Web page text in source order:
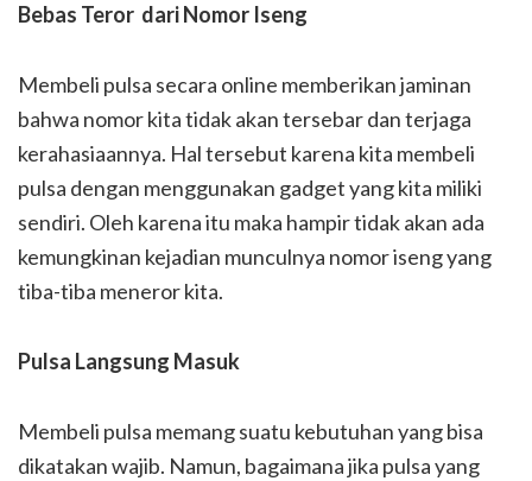
Bebas Teror dari Nomor Iseng
Membeli pulsa secara online memberikan jaminan
bahwa nomor kita tidak akan tersebar dan terjaga
kerahasiaannya. Hal tersebut karena kita membeli
pulsa dengan menggunakan gadget yang kita miliki
sendiri. Oleh karena itu maka hampir tidak akan ada
kemungkinan kejadian munculnya nomor iseng yang
tiba-tiba meneror kita.
Pulsa Langsung Masuk
Membeli pulsa memang suatu kebutuhan yang bisa
dikatakan wajib. Namun, bagaimana jika pulsa yang